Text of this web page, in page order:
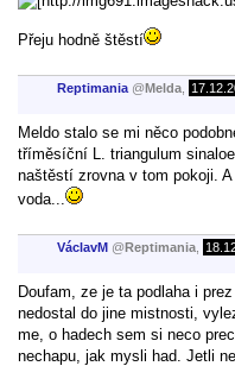
Přeju hodně štěstí
Reptimania @Melda
Meldo stalo se mi něco
tříměsíční L. triangulum
naštěstí zrovna v tom pokoji.
voda...
VáclavM @Reptimania
Doufam, ze je ta podlaha i
nedostal do jine mistnosti,
me, o hadech sem si neco
nechapu, jak mysli had. Jetli